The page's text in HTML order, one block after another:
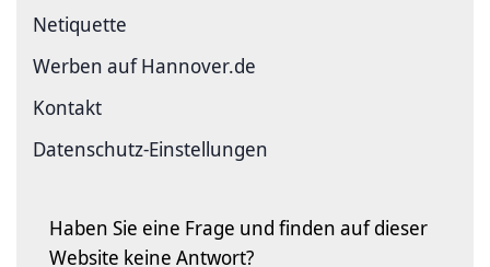
Netiquette
Werben auf Hannover.de
Kontakt
Datenschutz-Einstellungen
Haben Sie eine Frage und finden auf dieser
Website keine Antwort?